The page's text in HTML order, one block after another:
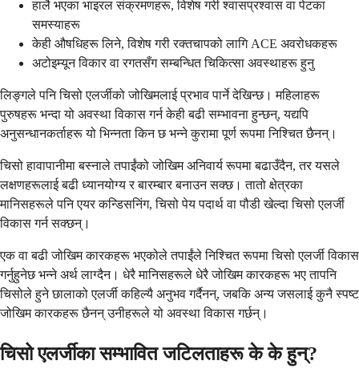
हालै भएका भाइरल संक्रमणहरू, विशेष गरी श्वासप्रश्वास वा पेटका
समस्याहरू
केही औषधिहरू लिने, विशेष गरी रक्तचापको लागि ACE अवरोधकहरू
अटोइम्यून विकार वा रगतसँग सम्बन्धित चिकित्सा अवस्थाहरू हुनु
लिङ्गले पनि चिसो एलर्जीको जोखिमलाई प्रभाव पार्ने देखिन्छ। महिलाहरू
पुरुषहरू भन्दा यो अवस्था विकास गर्न केही बढी सम्भावना हुन्छन्, यद्यपि
अनुसन्धानकर्ताहरू यो भिन्नता किन छ भन्ने कुरामा पूर्ण रूपमा निश्चित छैनन्।
चिसो हावापानीमा बस्नाले तपाईंको जोखिम अनिवार्य रूपमा बढाउँदैन, तर यसले
लक्षणहरूलाई बढी ध्यानयोग्य र बारम्बार बनाउन सक्छ। तातो क्षेत्रका
मानिसहरूले पनि एयर कन्डिसनिंग, चिसो पेय पदार्थ वा पौडी खेल्दा चिसो एलर्जी
विकास गर्न सक्छन्।
एक वा बढी जोखिम कारकहरू भएकोले तपाईंले निश्चित रूपमा चिसो एलर्जी विकास
गर्नुहुनेछ भन्ने अर्थ लाग्दैन। धेरै मानिसहरूले धेरै जोखिम कारकहरू भए तापनि
चिसोले हुने छालाको एलर्जी कहिल्यै अनुभव गर्दैनन्, जबकि अन्य जसलाई कुनै स्पष्ट
जोखिम कारकहरू छैनन् उनीहरूले यो अवस्था विकास गर्छन्।
चिसो एलर्जीका सम्भावित जटिलताहरू के के हुन्?